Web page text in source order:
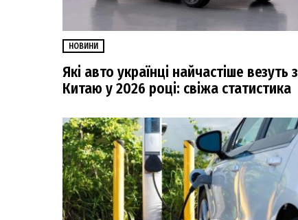
НОВИНИ
Які авто українці найчастіше везуть з
Китаю у 2026 році: свіжа статистика